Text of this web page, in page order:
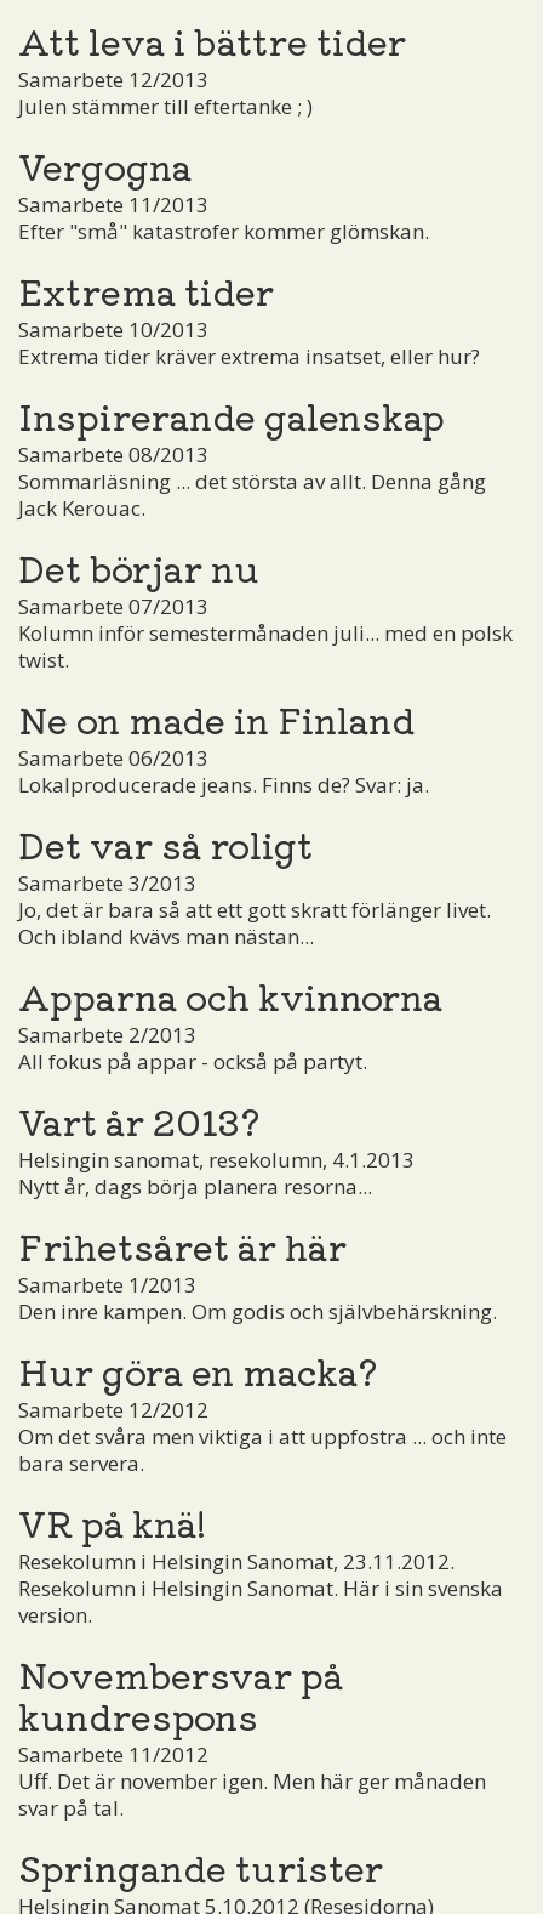
Att leva i bättre tider
Samarbete 12/2013
Julen stämmer till eftertanke ; )
Vergogna
Samarbete 11/2013
Efter "små" katastrofer kommer glömskan.
Extrema tider
Samarbete 10/2013
Extrema tider kräver extrema insatset, eller hur?
Inspirerande galenskap
Samarbete 08/2013
Sommarläsning ... det största av allt. Denna gång
Jack Kerouac.
Det börjar nu
Samarbete 07/2013
Kolumn inför semestermånaden juli... med en polsk
twist.
Ne on made in Finland
Samarbete 06/2013
Lokalproducerade jeans. Finns de? Svar: ja.
Det var så roligt
Samarbete 3/2013
Jo, det är bara så att ett gott skratt förlänger livet.
Och ibland kvävs man nästan...
Apparna och kvinnorna
Samarbete 2/2013
All fokus på appar - också på partyt.
Vart år 2013?
Helsingin sanomat, resekolumn, 4.1.2013
Nytt år, dags börja planera resorna...
Frihetsåret är här
Samarbete 1/2013
Den inre kampen. Om godis och självbehärskning.
Hur göra en macka?
Samarbete 12/2012
Om det svåra men viktiga i att uppfostra ... och inte
bara servera.
VR på knä!
Resekolumn i Helsingin Sanomat, 23.11.2012.
Resekolumn i Helsingin Sanomat. Här i sin svenska
version.
Novembersvar på
kundrespons
Samarbete 11/2012
Uff. Det är november igen. Men här ger månaden
svar på tal.
Springande turister
Helsingin Sanomat 5.10.2012 (Resesidorna)